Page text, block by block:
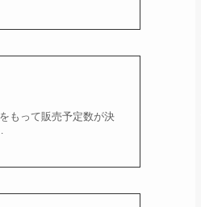
もって販売予定数が決